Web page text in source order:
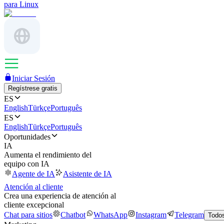
para Linux
Iniciar Sesión
Regístrese gratis
ES
EnglishTürkçePortuguês
ES
EnglishTürkçePortuguês
Oportunidades
IA
Aumenta el rendimiento del
equipo con IA
Agente de IA
Asistente de IA
Atención al cliente
Crea una experiencia de atención al
cliente excepcional
Chat para sitios
Chatbot WhatsApp Instagram Telegram